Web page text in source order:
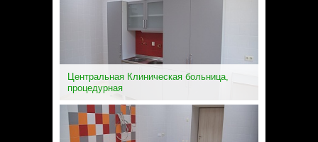
Центральная Клиническая больница,
процедурная